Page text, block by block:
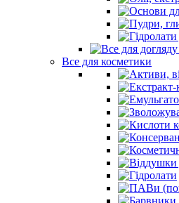
Все для косметики